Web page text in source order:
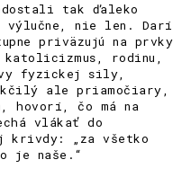
tak ďaleko
výlučne, nie len. Darí
priväzujú na prvky
rodinu,
fyzickej sily,
ale priamočiary,
hovorí, čo má na
vlákať do
krivdy: „za všetko
je naše.“